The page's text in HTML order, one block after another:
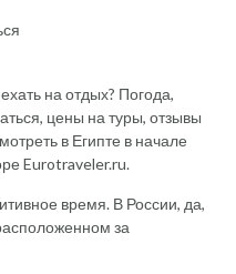
на отдых? Погода,
цены на туры, отзывы
в Египте в начале
Eurotraveler.ru.
время. В России, да,
за